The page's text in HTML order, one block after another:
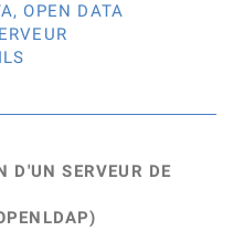
OPEN DATA
D'UN SERVEUR DE